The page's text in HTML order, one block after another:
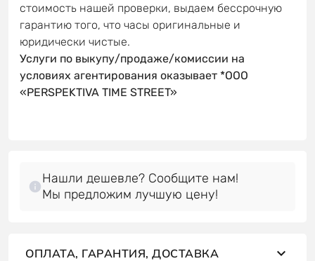
стоимость нашей проверки, выдаем бессрочную
гарантию того, что часы оригинальные и
юридически чистые.
Услуги по выкупу/продаже/комиссии на
условиях агентирования оказывает *OOO
«PERSPEKTIVA TIME STREET»
Нашли дешевле? Сообщите нам!
Мы предложим лучшую цену!
ОПЛАТА, ГАРАНТИЯ, ДОСТАВКА